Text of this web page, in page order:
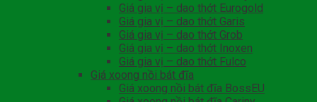
Giá gia vị – dao thớt Eurogold
Giá gia vị – dao thớt Garis
Giá gia vị – dao thớt Grob
Giá gia vị – dao thớt Inoxen
Giá gia vị – dao thớt Fulco
Giá xoong nồi bát đĩa
Giá xoong nồi bát đĩa BossEU